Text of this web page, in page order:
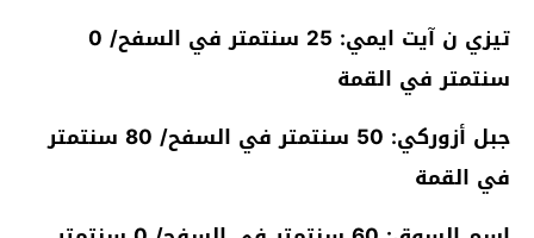
تيزي ن آيت ايمي: 25 سنتمتر في السفح/ 0
سنتمتر في القمة
جبل أزوركي: 50 سنتمتر في السفح/ 80 سنتمتر
في القمة